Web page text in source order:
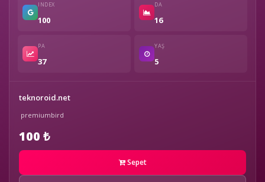
INDEX
100
DA
16
PA
37
YAŞ
5
teknoroid.net
premiumbird
100 ₺
Sepet